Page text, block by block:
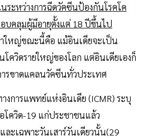
ระหว่างการฉีดวัคซีนป้องกันโรคโค
บคลุมผู้มีอายุตั้งแต่ 18 ปีขึ้นไป
ใหญ่ขณะนี้คือ แม้อินเดียจะเป็น
ควิดรายใหญ่ของโลก แต่อินเดียเองก็
รขาดแคลนวัคซีนทั่วประเทศ
งการแพทย์แห่งอินเดีย (ICMR) ระบุ
โควิด-19 แก่ประชาชนแล้ว
ละเฉพาะวันเสาร์วันเดียวนั้น(29